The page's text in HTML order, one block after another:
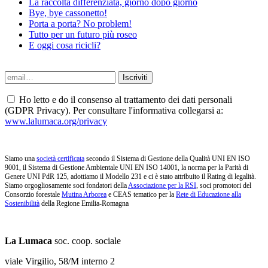
La raccolta differenziata, giorno dopo giorno
Bye, bye cassonetto!
Porta a porta? No problem!
Tutto per un futuro più roseo
E oggi cosa ricicli?
Ho letto e do il consenso al trattamento dei dati personali
(GDPR Privacy). Per consultare l'informativa collegarsi a:
www.lalumaca.org/privacy
Siamo una società certificata secondo il Sistema di Gestione della Qualità UNI EN ISO
9001, il Sistema di Gestione Ambientale UNI EN ISO 14001, la norma per la Parità di
Genere UNI PdR 125, adottiamo il Modello 231 e ci è stato attribuito il Rating di legalità.
Siamo orgogliosamente soci fondatori dellaAssociazione per la RSI, soci promotori del
Consorzio forestale Mutina Arborea e CEAS tematico per la Rete di Educazione alla
Sostenibilità della Regione Emilia-Romagna
La Lumaca soc. coop. sociale
viale Virgilio, 58/M interno 2